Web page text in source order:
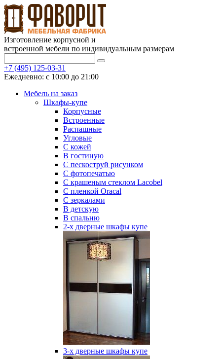
Изготовление корпусной и
встроенной мебели по индивидуальным размерам
+7 (495) 125-03-31
Ежедневно: с 10:00 до 21:00
Мебель на заказ
Шкафы-купе
Корпусные
Встроенные
Распашные
Угловые
С кожей
В гостиную
С пескоструй рисунком
С фотопечатью
С крашеным стеклом Lacobel
С пленкой Oracal
С зеркалами
В детскую
В спальню
2-х дверные шкафы купе
3-х дверные шкафы купе